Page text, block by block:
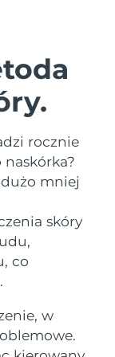
rocznie
dużo mniej
skóry
co
w
go
device
therapy
jamy
toothbrush
czas dostawy
13/08/2026
czas dostawy
10/08/2026
czas dostawy
11/08/2026
czas dostawy
10/08/2026
czas dostawy
13/08/2026
czas dostawy